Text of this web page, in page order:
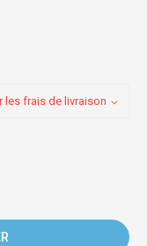
les frais de livraison